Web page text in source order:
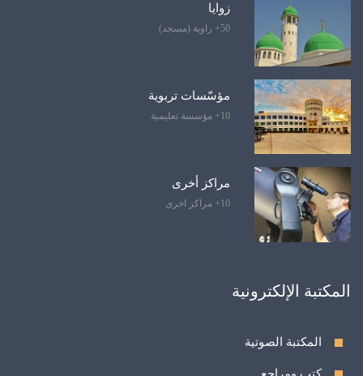
زوايا
50+ زاوية (مسجد)
مؤسّسات تربوية
10+ مؤسسة تعليمية
مراكز أخرى
10+ مراكز اخرى
المكتبة الإلكترونية
المكتبة الصوتية
كتب ومراجع